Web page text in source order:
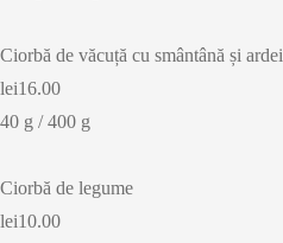
Ciorbă de văcuță cu smântână și ardei
lei16.00
40 g / 400 g
Ciorbă de legume
lei10.00